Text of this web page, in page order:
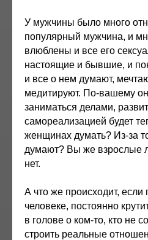
У мужчины было много
популярный мужчина, и
влюблены и все его
настоящие и бывшие, и
и все о нем думают,
медитируют. По-вашему
заниматься делами,
самореализацией будет
женщинах думать? Из-за
думают? Вы же взрослые
нет.
А что же происходит, если
человеке, постоянно
в голове о ком-то, кто не
строить реальные